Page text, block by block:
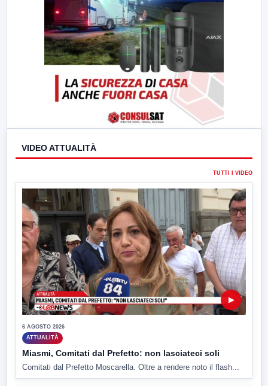
VIDEO ATTUALITÀ
TUTTI I VIDEO
▶
6 AGOSTO 2026
ATTUALITÀ
Miasmi, Comitati dal Prefetto: non lasciateci soli
Comitati dal Prefetto Moscarella. Oltre a rendere noto il flash...